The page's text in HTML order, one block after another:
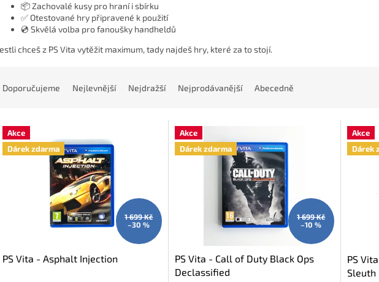
📦 Zachovalé kusy pro hraní i sbírku
✅ Otestované hry připravené k použití
💿 Skvělá volba pro fanoušky handheldů
chceš z PS Vita vytěžit maximum, tady najdeš hry, které za to stojí.
n
p
Doporučujeme Nejlevnější Nejdražší Nejprodávanější Abecedně
V
p
Akce
Dárek zdarma
1 699 Kč
–30 %
PS Vita - Asphalt Injection
Akce
Dárek zdarma
1 699 Kč
–10 %
PS Vita - Call of Duty Black Ops
Declassified
Akce
Dárek
PS
Sleuth